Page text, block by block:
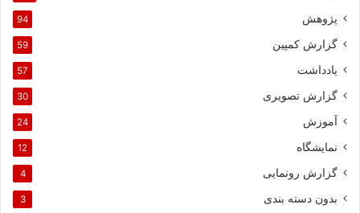
پژوهش 94
گزارش کمپین 59
یادداشت 57
گزارش تصویری 30
آموزش 24
نمایشگاه 12
گزارش رونمایی 4
بدون دسته بندی 3